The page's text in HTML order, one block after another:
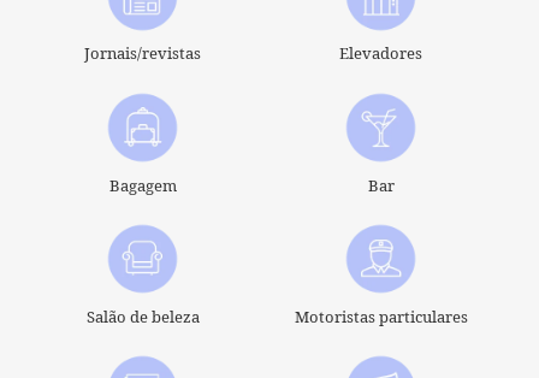
Jornais/revistas Elevadores
Bagagem Bar
Salão de beleza Motoristas particulares
+33 1 45 49 80 00